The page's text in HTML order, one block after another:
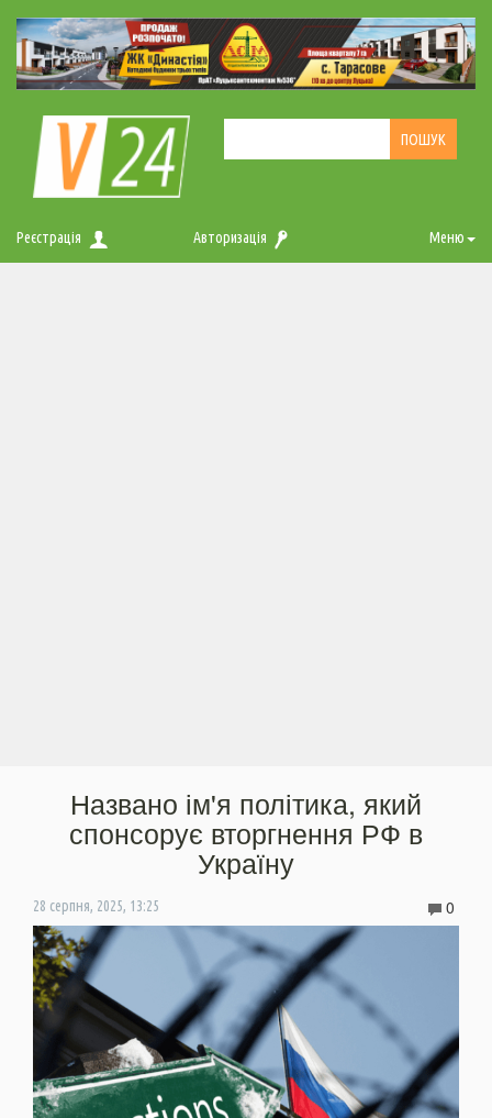
Реєстрація Авторизація Меню
Названо ім'я політика, який
спонсорує вторгнення РФ в
Україну
28 серпня, 2025, 13:25 0